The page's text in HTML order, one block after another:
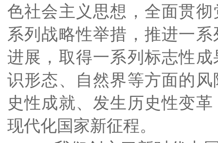
色社会主义思想，全面贯
系列战略性举措，推进一
进展，取得一系列标志性
识形态、自然界等方面的
史性成就、发生历史性变
现代化国家新征程。